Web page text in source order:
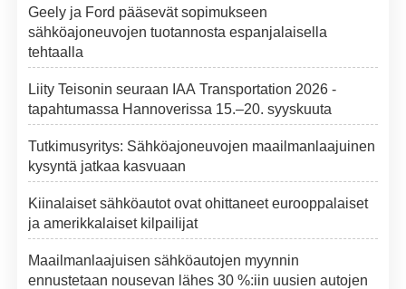
Geely ja Ford pääsevät sopimukseen
sähköajoneuvojen tuotannosta espanjalaisella
tehtaalla
Liity Teisonin seuraan IAA Transportation 2026 -
tapahtumassa Hannoverissa 15.–20. syyskuuta
Tutkimusyritys: Sähköajoneuvojen maailmanlaajuinen
kysyntä jatkaa kasvuaan
Kiinalaiset sähköautot ovat ohittaneet eurooppalaiset
ja amerikkalaiset kilpailijat
Maailmanlaajuisen sähköautojen myynnin
ennustetaan nousevan lähes 30 %:iin uusien autojen